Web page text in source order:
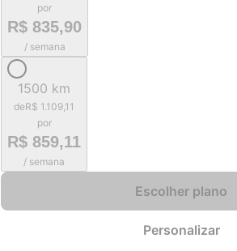
por
R$ 835,90
/ semana
1500 km
deR$ 1.109,11
por
R$ 859,11
/ semana
Escolher plano
Personalizar